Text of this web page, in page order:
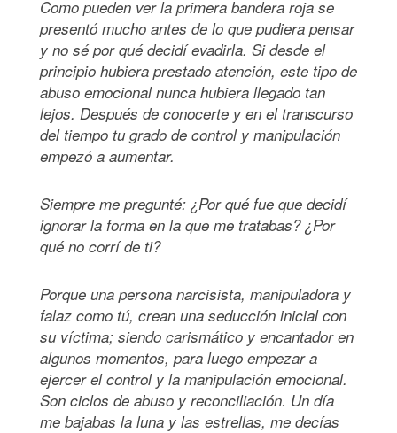
Como pueden ver la primera bandera roja se
presentó mucho antes de lo que pudiera pensar
y no sé por qué decidí evadirla. Si desde el
principio hubiera prestado atención, este tipo de
abuso emocional nunca hubiera llegado tan
lejos. Después de conocerte y en el transcurso
del tiempo tu grado de control y manipulación
empezó a aumentar.
Siempre me pregunté: ¿Por qué fue que decidí
ignorar la forma en la que me tratabas? ¿Por
qué no corrí de ti?
Porque una persona narcisista, manipuladora y
falaz como tú, crean una seducción inicial con
su víctima; siendo carismático y encantador en
algunos momentos, para luego empezar a
ejercer el control y la manipulación emocional.
Son ciclos de abuso y reconciliación. Un día
me bajabas la luna y las estrellas, me decías